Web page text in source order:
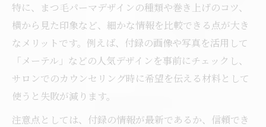
ント
まつ毛パーマデザインを画像で伝える活用
まつ毛パーマ横から見た印象の伝え方のコ
ツ
特に、まつ毛パーマデザインの種類や巻き上げのコツ、
横から見た印象など、細かな情報を比較できる点が大き
なメリットです。例えば、付録の画像や写真を活用して
「メーテル」などの人気デザインを事前にチェックし、
サロンでのカウンセリング時に希望を伝える材料として
使うと失敗が減ります。
注意点としては、付録の情報が最新であるか、信頼でき